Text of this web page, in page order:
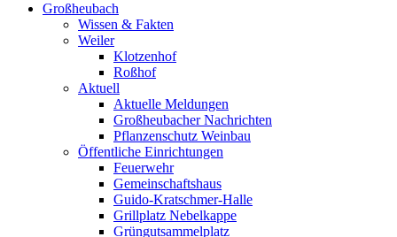
Großheubach
Wissen & Fakten
Weiler
Klotzenhof
Roßhof
Aktuell
Aktuelle Meldungen
Großheubacher Nachrichten
Pflanzenschutz Weinbau
Öffentliche Einrichtungen
Feuerwehr
Gemeinschaftshaus
Guido-Kratschmer-Halle
Grillplatz Nebelkappe
Grüngutsammelplatz